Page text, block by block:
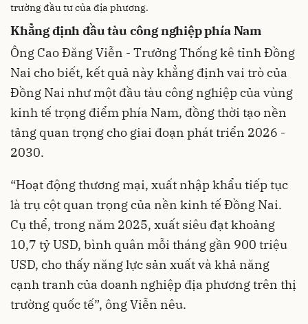
trường đầu tư của địa phương.
Khẳng định đầu tàu công nghiệp phía Nam
Ông Cao Đăng Viễn - Trưởng Thống kê tỉnh Đồng
Nai cho biết, kết quả này khẳng định vai trò của
Đồng Nai như một đầu tàu công nghiệp của vùng
kinh tế trọng điểm phía Nam, đồng thời tạo nền
tảng quan trọng cho giai đoạn phát triển 2026 -
2030.
“Hoạt động thương mại, xuất nhập khẩu tiếp tục
là trụ cột quan trọng của nền kinh tế Đồng Nai.
Cụ thể, trong năm 2025, xuất siêu đạt khoảng
10,7 tỷ USD, bình quân mỗi tháng gần 900 triệu
USD, cho thấy năng lực sản xuất và khả năng
cạnh tranh của doanh nghiệp địa phương trên thị
trường quốc tế”, ông Viễn nêu.